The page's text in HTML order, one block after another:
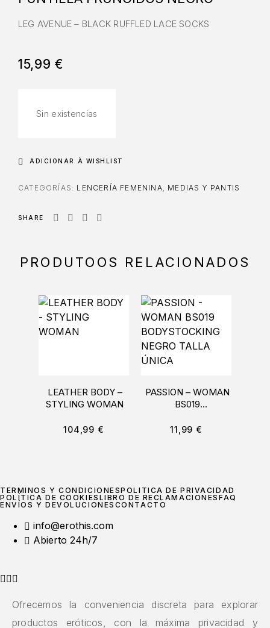
LEG AVENUE – BLACK RUFFLED LACE SOCKS
15,99 €
Sin existencias
ADICIONAR À WISHLIST
CATEGORÍAS: LENCERÍA FEMENINA, MEDIAS Y PANTIS
SHARE
PRODUTOOS RELACIONADOS
LEATHER BODY –
STYLING WOMAN
104,99 €
PASSION – WOMAN
BS019
NEGRO TALLA
11,99 €
TÉRMINOS Y CONDICIONESPOLÍTICA DE PRIVACIDAD
POLÍTICA DE COOKIES LIBRO DE RECLAMACIONES FAQ
ENVÍOS Y DEVOLUCIONES CONTACTO
info@erothis.com
Abierto 24h/7
Ofrecemos la conveniencia discreta para explorar
productos eróticos, con la máxima privacidad y